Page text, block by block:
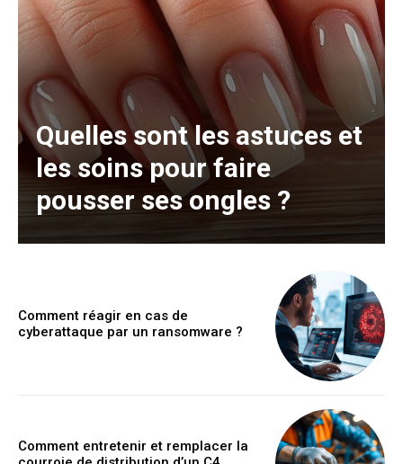
Quelles sont les astuces et
les soins pour faire
pousser ses ongles ?
Comment réagir en cas de
cyberattaque par un ransomware ?
Comment entretenir et remplacer la